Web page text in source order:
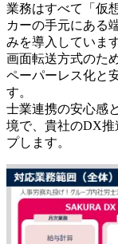
業務はすべて「仮
カーの手元にある
みを導入しています
画面転送方式のた
ペーパーレス化と
す。
士業連携の安心感
境で、貴社のDX推
プします。